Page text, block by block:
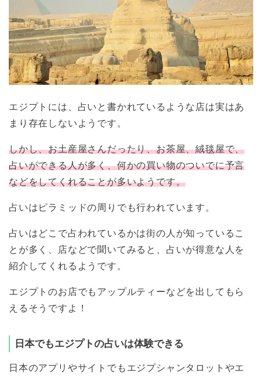
エジプトには、占いと書かれているような店は実はあ
まり存在しないようです。
しかし、お土産屋さんだったり、お茶屋、絨毯屋で、
占いができる人が多く、何かの買い物のついでに予言
などをしてくれることが多いようです。
占いはピラミッドの周りでも行われています。
占いはどこで占われているかは街の人が知っているこ
とが多く、店などで聞いてみると、占いが得意な人を
紹介してくれるようです。
エジプトのお店でもアップルティーなどを出してもら
えるそうですよ！
日本でもエジプトの占いは体験できる
日本のアプリやサイトでもエジプシャンタロットやエ